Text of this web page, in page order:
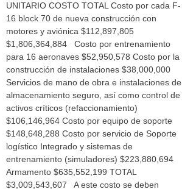
UNITARIO COSTO TOTAL Costo por cada F-
16 block 70 de nueva construcción con
motores y aviónica $112,897,805
$1,806,364,884 Costo por entrenamiento
para 16 aeronaves $52,950,578 Costo por la
construcción de instalaciones $38,000,000
Servicios de mano de obra e instalaciones de
almacenamiento seguro, así como control de
activos críticos (refaccionamiento)
$106,146,964 Costo por equipo de soporte
$148,648,288 Costo por servicio de Soporte
logístico Integrado y sistemas de
entrenamiento (simuladores) $223,880,694
Armamento $635,552,199 TOTAL
$3,009,543,607 A este costo se deben